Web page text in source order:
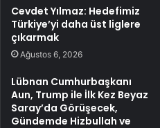
Cevdet Yılmaz: Hedefimiz
Türkiye’yi daha üst liglere
çıkarmak
Ağustos 6, 2026
Lübnan Cumhurbaşkanı
Aun, Trump ile İlk Kez Beyaz
Saray’da Görüşecek,
Gündemde Hizbullah ve